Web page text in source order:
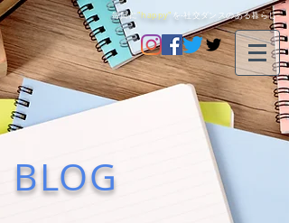
毎日に"happy" を-社交ダンスのある暮らし-
BLOG